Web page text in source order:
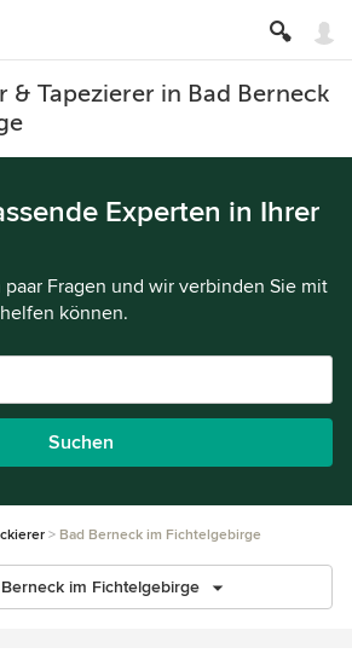
& Tapezierer in Bad Berneck
Experten in Ihrer
Fragen und wir verbinden Sie mit
können.
Suchen
Bad Berneck im Fichtelgebirge
im Fichtelgebirge